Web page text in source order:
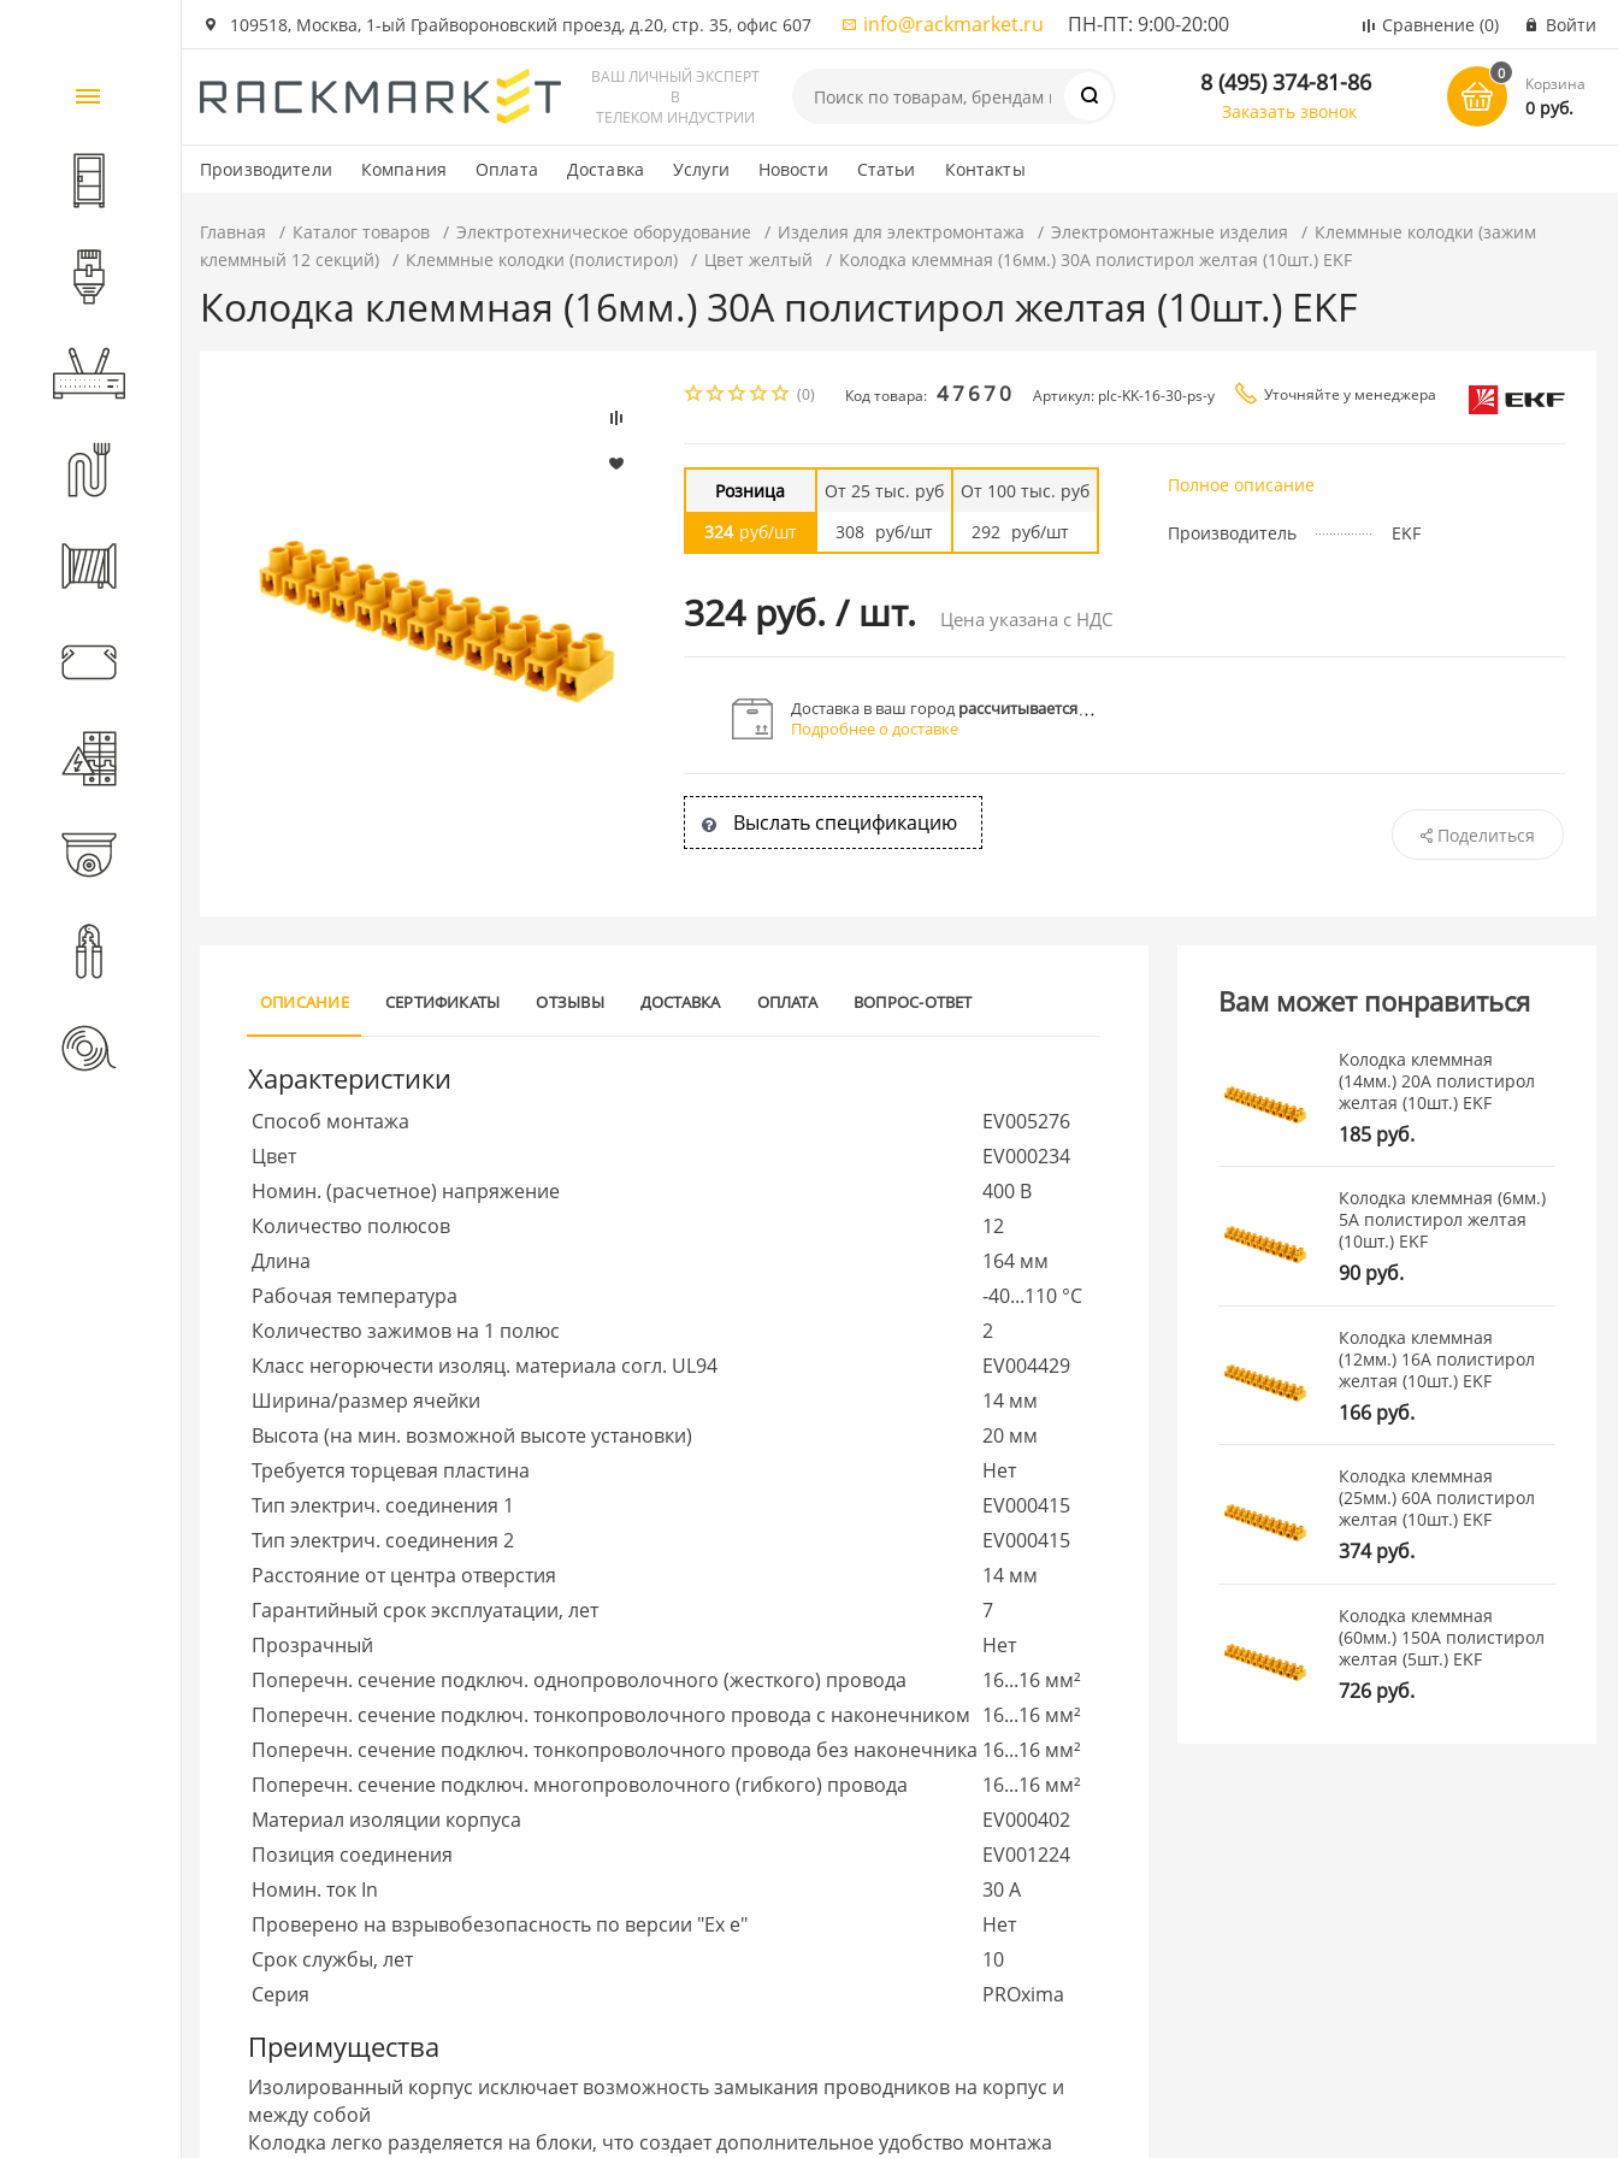
109518, Москва, 1-ый Грайвороновский проезд, д.20, стр. 35, офис 607 info@rackmarket.ru ПН-ПТ: 9:00-20:00 Сравнение (0) Войти
ВАШ ЛИЧНЫЙ ЭКСПЕРТ
В
ТЕЛЕКОМ ИНДУСТРИИ
8 (495) 374-81-86
Заказать звонок
0
Корзина
0 руб.
Производители Компания Оплата Доставка Услуги Новости Статьи Контакты
Каталог
товаров
Шкафы и стойки
Главная Каталог товаров Электротехническое оборудование Изделия для электромонтажа Электромонтажные изделия
Клеммные колодки (зажим
клеммный 12 секций)
Клеммные колодки (полистирол) Цвет желтый Колодка клеммная (16мм.) 30А полистирол желтая (10шт.) EKF
Колодка клеммная (16мм.) 30А полистирол желтая (10шт.) EKF
(0) Код товара: 47670 Артикул: plc-KK-16-30-ps-y Уточняйте у менеджера
Розница
324 руб/шт
От 25 тыс. руб
308 руб/шт
От 100 тыс. руб
292 руб/шт
324 руб. / шт. Цена указана с НДС
Полное описание
Производитель EKF
Доставка в ваш городрассчитывается
Подробнее о доставке
Выслать спецификацию Поделиться
ОПИСАНИЕ СЕРТИФИКАТЫ ОТЗЫВЫ ДОСТАВКА ОПЛАТА ВОПРОС-ОТВЕТ
Характеристики
Способ монтажа
EV005276
Цвет
EV000234
Номин. (расчетное) напряжение
400 В
Количество полюсов
12
Длина
164 мм
Рабочая температура
-40...110 °C
Количество зажимов на 1 полюс
2
Класс негорючести изоляц. материала согл. UL94
EV004429
Ширина/размер ячейки
14 мм
Высота (на мин. возможной высоте установки)
20 мм
Требуется торцевая пластина
Нет
Тип электрич. соединения 1
EV000415
Тип электрич. соединения 2
EV000415
Расстояние от центра отверстия
14 мм
Гарантийный срок эксплуатации, лет
7
Прозрачный
Нет
Поперечн. сечение подключ. однопроволочного (жесткого) провода
16...16 мм²
Поперечн. сечение подключ. тонкопроволочного провода с наконечником 16...16 мм²
Поперечн. сечение подключ. тонкопроволочного провода без наконечника 16...16 мм²
Поперечн. сечение подключ. многопроволочного (гибкого) провода
16...16 мм²
Материал изоляции корпуса
EV000402
Позиция соединения
EV001224
Номин. ток In
30 А
Проверено на взрывобезопасность по версии "Ex e"
Нет
Срок службы, лет
10
Серия
PROxima
Преимущества
Изолированный корпус исключает возможность замыкания проводников на корпус и
между собой
Колодка легко разделяется на блоки, что создает дополнительное удобство монтажа
Вам может понравиться
Колодка клеммная
(14мм.) 20А полистирол
желтая (10шт.) EKF
185 руб.
Колодка клеммная (6мм.)
5А полистирол желтая
(10шт.) EKF
90 руб.
Колодка клеммная
(12мм.) 16А полистирол
желтая (10шт.) EKF
166 руб.
Колодка клеммная
(25мм.) 60А полистирол
желтая (10шт.) EKF
374 руб.
Колодка клеммная
(60мм.) 150А полистирол
желтая (5шт.) EKF
726 руб.